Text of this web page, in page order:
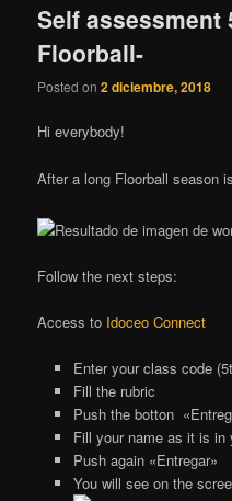
Self assessment
Floorball-
Posted on2 diciembre, 2018
Hi everybody!
After a long Floorball season
Follow the next steps:
Access to Idoceo Connect
Enter your class code
Fill the rubric
Push the botton
Fill your name as it is in
Push again «Entregar»
You will see on the